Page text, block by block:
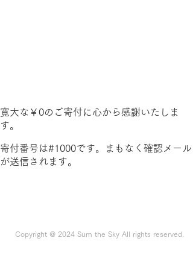
寛大な￥0のご寄付に心から感謝いたしま
す。
寄付番号は#1000です。まもなく確認メール
が送信されます。
Copyright @ 2024 Sum the Sky All rights reserved.